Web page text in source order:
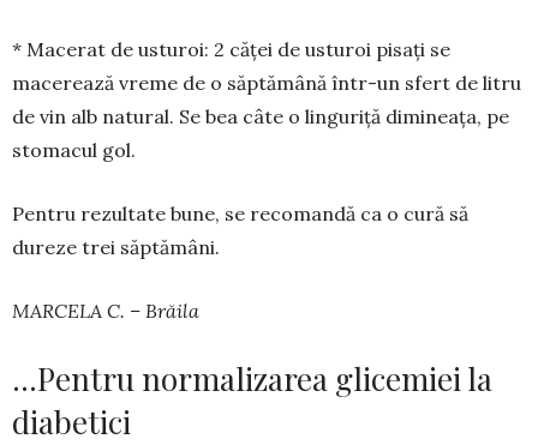
* Macerat de usturoi: 2 căței de usturoi pisați se
macerează vre­me de o săptămână într-un sfert de litru
de vin alb natural. Se bea câte o linguriță di­mi­neața, pe
stomacul gol.
Pentru rezultate bune, se reco­mandă ca o cură să
dureze trei săptămâni.
MARCELA C. – Brăila
…Pentru normalizarea glicemiei la
diabetici